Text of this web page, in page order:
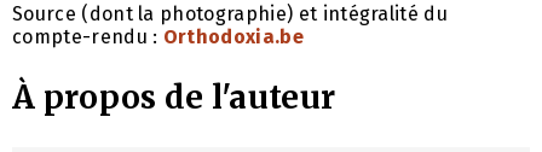
Source (dont la photographie) et intégralité du
compte-rendu : Orthodoxia.be
À propos de l'auteur